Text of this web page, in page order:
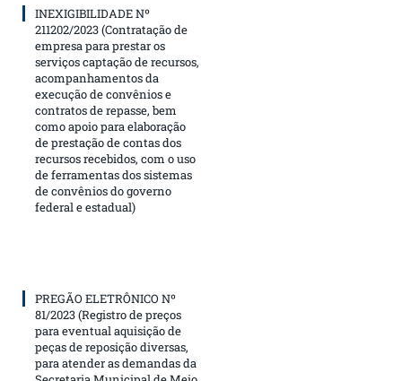
INEXIGIBILIDADE Nº
211202/2023 (Contratação de
empresa para prestar os
serviços captação de recursos,
acompanhamentos da
execução de convênios e
contratos de repasse, bem
como apoio para elaboração
de prestação de contas dos
recursos recebidos, com o uso
de ferramentas dos sistemas
de convênios do governo
federal e estadual)
PREGÃO ELETRÔNICO Nº
81/2023 (Registro de preços
para eventual aquisição de
peças de reposição diversas,
para atender as demandas da